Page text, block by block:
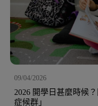
09/04/2026
2026 開學日甚麼時候
症候群」